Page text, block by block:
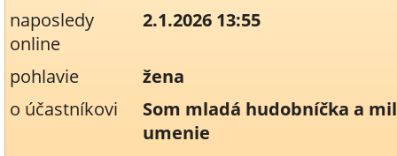
naposledy
online
2.1.2026 13:55
pohlavie
žena
o účastníkovi
Som mladá hudobníčka a
umenie